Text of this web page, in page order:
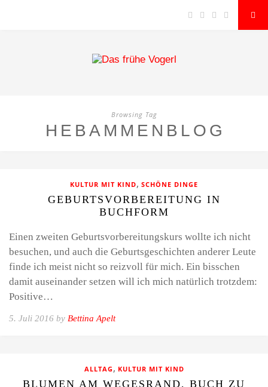
Browsing Tag
HEBAMMENBLOG
KULTUR MIT KIND, SCHÖNE DINGE
GEBURTSVORBEREITUNG IN
BUCHFORM
Einen zweiten Geburtsvorbereitungskurs wollte ich nicht
besuchen, und auch die Geburtsgeschichten anderer Leute
finde ich meist nicht so reizvoll für mich. Ein bisschen
damit auseinander setzen will ich mich natürlich trotzdem:
Positive…
5. Juli 2016 by Bettina Apelt
ALLTAG , KULTUR MIT KIND
BLUMEN AM WEGESRAND, BUCH ZU